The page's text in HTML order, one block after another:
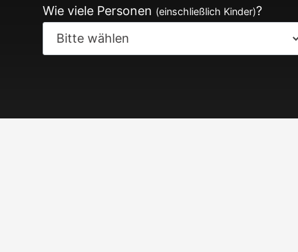
Wie viele Personen (einschließlich Kinder)?